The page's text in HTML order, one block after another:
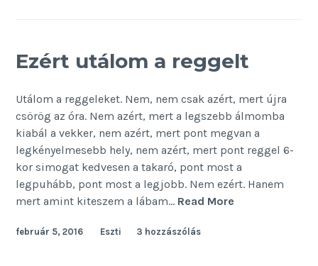
Ezért utálom a reggelt
Utálom a reggeleket. Nem, nem csak azért, mert újra
csörög az óra. Nem azért, mert a legszebb álmomba
kiabál a vekker, nem azért, mert pont megvan a
legkényelmesebb hely, nem azért, mert pont reggel 6-
kor simogat kedvesen a takaró, pont most a
legpuhább, pont most a legjobb. Nem ezért. Hanem
mert amint kiteszem a lábam… Read More
február 5, 2016 Eszti 3 hozzászólás